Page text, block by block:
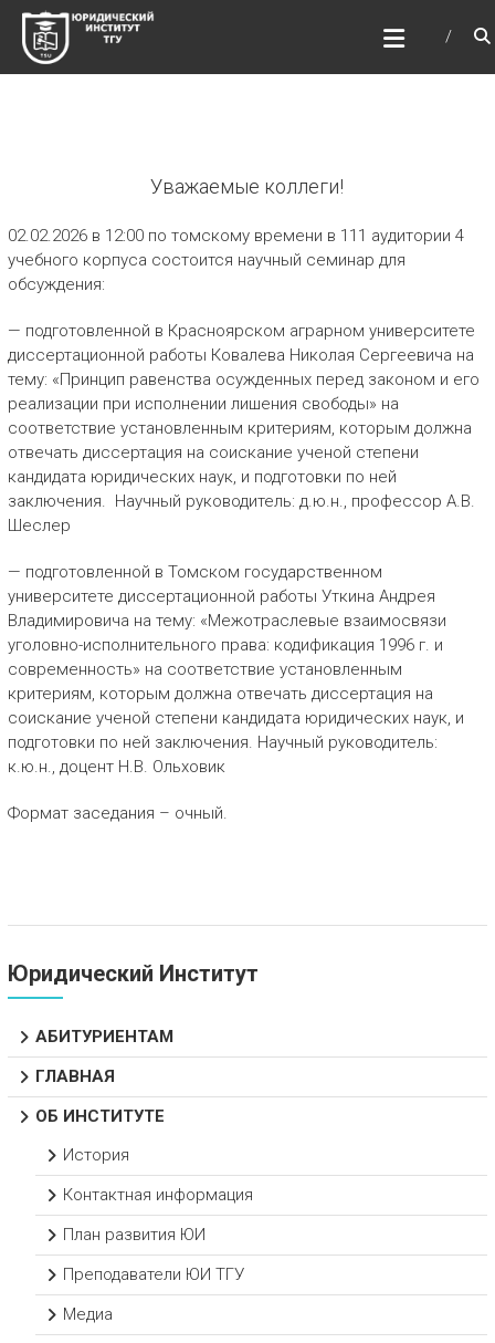
Перейти
содержимому
ЮРИДИЧЕСКИЙ
ИНСТИТУТ ТГУ
ЮИ ТГУ
Уважаемые коллеги!
02.02.2026 в 12:00 по томскому времени в 111 аудитории 4
учебного корпуса состоится научный семинар для
обсуждения:
— подготовленной в Красноярском аграрном университете
диссертационной работы Ковалева Николая Сергеевича на
тему: «Принцип равенства осужденных перед законом и его
реализации при исполнении лишения свободы» на
соответствие установленным критериям, которым должна
отвечать диссертация на соискание ученой степени
кандидата юридических наук, и подготовки по ней
заключения. Научный руководитель: д.ю.н., профессор А.В.
Шеслер
— подготовленной в Томском государственном
университете диссертационной работы Уткина Андрея
Владимировича на тему: «Межотраслевые взаимосвязи
уголовно-исполнительного права: кодификация 1996 г. и
современность» на соответствие установленным
критериям, которым должна отвечать диссертация на
соискание ученой степени кандидата юридических наук, и
подготовки по ней заключения. Научный руководитель:
к.ю.н., доцент Н.В. Ольховик
Формат заседания – очный.
Юридический Институт
АБИТУРИЕНТАМ
ГЛАВНАЯ
ОБ ИНСТИТУТЕ
История
Контактная информация
План развития ЮИ
Преподаватели ЮИ ТГУ
Медиа